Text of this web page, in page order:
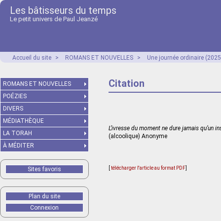
Les bâtisseurs du temps
Le petit univers de Paul Jeanzé
Accueil du site > ROMANS ET NOUVELLES > Une journée ordinaire
Citation
L’ivresse du moment ne dure jamais qu’un
(alcoolique) Anonyme
télécharger l'article au format PDF
ROMANS ET NOUVELLES
POÉZIES
DIVERS
MÉDIATHÈQUE
LA TORAH
À MÉDITER
Sites favoris
Plan du site
Connexion